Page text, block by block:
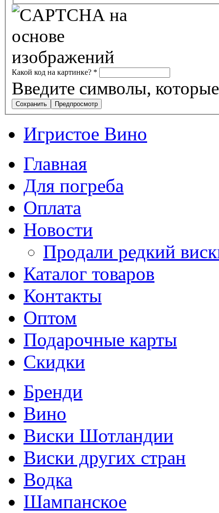
Какой код на картинке? *
Введите символы,
Игристое Вино
Главная
Для погреба
Оплата
Новости
Продали редкий
Каталог товаров
Контакты
Оптом
Подарочные карты
Скидки
Бренди
Вино
Виски Шотландии
Виски других стран
Водка
Шампанское